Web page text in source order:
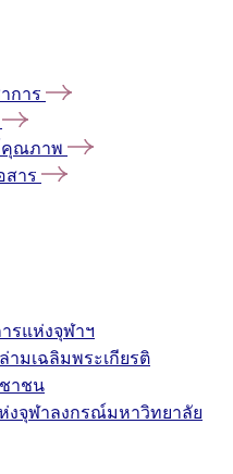
การ
คุณภาพ
สาร
รแห่งจุฬาฯ
มเฉลิมพระเกียรติ
าชน
งจุฬาลงกรณ์มหาวิทยาลัย